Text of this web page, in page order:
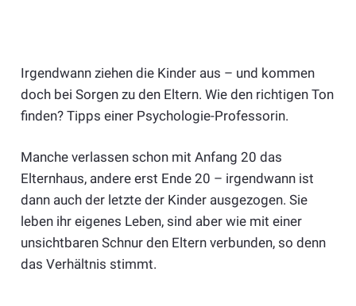
Irgendwann ziehen die Kinder aus – und kommen
doch bei Sorgen zu den Eltern. Wie den richtigen Ton
finden? Tipps einer Psychologie-Professorin.
Manche verlassen schon mit Anfang 20 das
Elternhaus, andere erst Ende 20 – irgendwann ist
dann auch der letzte der Kinder ausgezogen. Sie
leben ihr eigenes Leben, sind aber wie mit einer
unsichtbaren Schnur den Eltern verbunden, so denn
das Verhältnis stimmt.